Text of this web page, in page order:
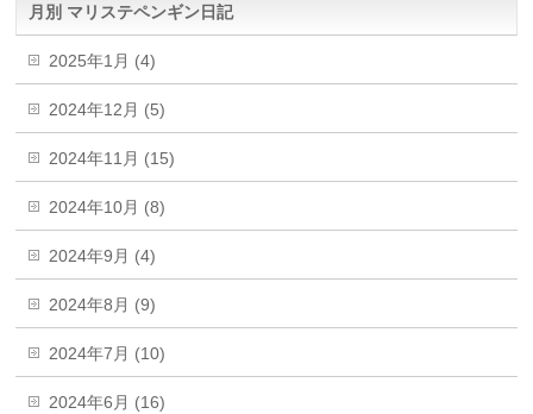
月別 マリステペンギン日記
2025年1月 (4)
2024年12月 (5)
2024年11月 (15)
2024年10月 (8)
2024年9月 (4)
2024年8月 (9)
2024年7月 (10)
2024年6月 (16)